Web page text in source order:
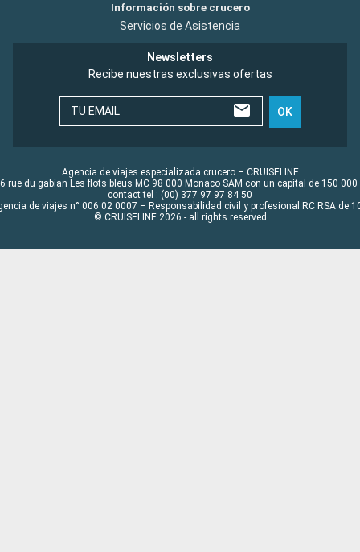
Información sobre crucero
Servicios de Asistencia
Newsletters
Recibe nuestras exclusivas ofertas
TU EMAIL OK
Agencia de viajes especializada crucero – CRUISELINE
rue du gabian Les flots bleus MC 98 000 Monaco SAM con un capital de 150 000
contact tel : (00) 377 97 97 84 50
de viajes n° 006 02 0007 – Responsabilidad civil y profesional RC RSA de
© CRUISELINE 2026 - all rights reserved